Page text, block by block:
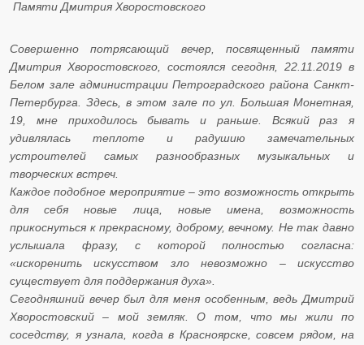
Памяти Дмитрия Хворостовского
Совершенно потрясающий вечер, посвященный памяти
Дмитрия Хворостовского, состоялся сегодня, 22.11.2019 в
Белом зале администрации Петроградского района Санкт-
Петербурга. Здесь, в этом зале по ул. Большая Монетная,
19, мне приходилось бывать и раньше. Всякий раз я
удивлялась теплоте и радушию замечательных
устроителей самых разнообразных музыкальных и
творческих встреч.
Каждое подобное мероприятие – это возможность открыть
для себя новые лица, новые имена, возможность
прикоснуться к прекрасному, доброму, вечному. Не так давно
услышала фразу, с которой полностью согласна:
«искоренить искусством зло невозможно – искусство
существует для поддержания духа».
Сегодняшний вечер был для меня особенным, ведь Дмитрий
Хворостовский – мой земляк. О том, что мы жили по
соседству, я узнала, когда в Красноярске, совсем рядом, на